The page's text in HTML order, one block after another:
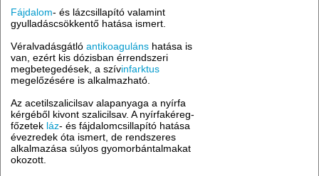
Fájdalom- és lázcsillapító valamint
gyulladáscsökkentő hatása ismert.
Véralvadásgátlóantikoaguláns hatása is
van, ezért kis dózisban érrendszeri
megbetegedések, a szívinfarktus
megelőzésére is alkalmazható.
Az acetilszalicilsav alapanyaga a nyírfa
kérgéből kivont szalicilsav. A nyírfakéreg-
főzetek láz- és fájdalomcsillapító hatása
évezredek óta ismert, de rendszeres
alkalmazása súlyos gyomorbántalmakat
okozott.